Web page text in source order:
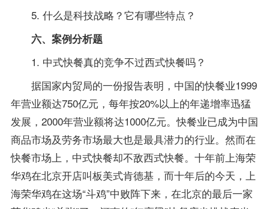
5. 什么是科技战略？它有哪些特点？
六、案例分析题
1. 中式快餐真的竞争不过西式快餐吗？
据国家内贸局的一份报告表明，中国的快餐业1999
年营业额达750亿元，每年按20%以上的年递增率迅猛
发展，2000年营业额将达1000亿元。快餐业已成为中国
商品市场及劳务市场最大也是最具潜力的行业。然而在
快餐市场上，中式快餐却不敌西式快餐。十年前上海荣
华鸡在北京开店叫板美式肯德基，而十年后的今天，上
海荣华鸡在这场“斗鸡”中败阵下来，在北京的最后一家